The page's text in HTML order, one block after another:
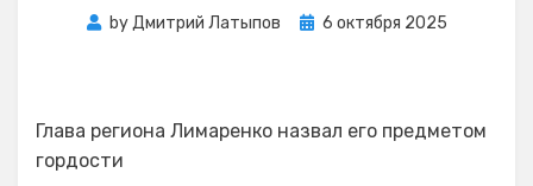
byДмитрий Латыпов
Posted
6 октября 2025
Глава региона Лимаренко назвал его предметом
гордости